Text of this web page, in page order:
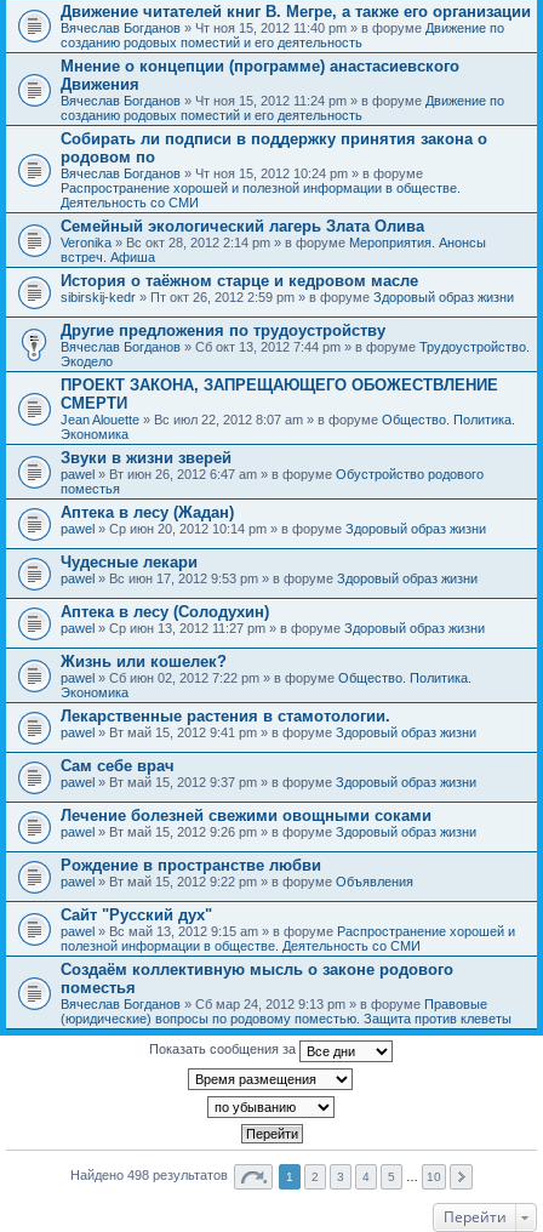
Движение читателей книг В. Мегре, а также его организации
Вячеслав Богданов » Чт ноя 15, 2012 11:40 pm » в форуме Движение по
созданию родовых поместий и его деятельность
Мнение о концепции (программе) анастасиевского
Движения
Вячеслав Богданов » Чт ноя 15, 2012 11:24 pm » в форуме Движение по
созданию родовых поместий и его деятельность
Собирать ли подписи в поддержку принятия закона о
родовом по
Вячеслав Богданов » Чт ноя 15, 2012 10:24 pm » в форуме
Распространение хорошей и полезной информации в обществе.
Деятельность со СМИ
Семейный экологический лагерь Злата Олива
Veronika » Вс окт 28, 2012 2:14 pm » в форуме Мероприятия. Анонсы
встреч. Афиша
История о таёжном старце и кедровом масле
sibirskij-kedr » Пт окт 26, 2012 2:59 pm » в форуме Здоровый образ жизни
Другие предложения по трудоустройству
Вячеслав Богданов » Сб окт 13, 2012 7:44 pm » в форуме Трудоустройство.
Экодело
ПРОЕКТ ЗАКОНА, ЗАПРЕЩАЮЩЕГО ОБОЖЕСТВЛЕНИЕ
СМЕРТИ
Jean Alouette » Вс июл 22, 2012 8:07 am » в форуме Общество. Политика.
Экономика
Звуки в жизни зверей
pawel » Вт июн 26, 2012 6:47 am » в форуме Обустройство родового
поместья
Аптека в лесу (Жадан)
pawel » Ср июн 20, 2012 10:14 pm » в форуме Здоровый образ жизни
Чудесные лекари
pawel » Вс июн 17, 2012 9:53 pm » в форуме Здоровый образ жизни
Аптека в лесу (Солодухин)
pawel » Ср июн 13, 2012 11:27 pm » в форуме Здоровый образ жизни
Жизнь или кошелек?
pawel » Сб июн 02, 2012 7:22 pm » в форуме Общество. Политика.
Экономика
Лекарственные растения в стамотологии.
pawel » Вт май 15, 2012 9:41 pm » в форуме Здоровый образ жизни
Сам себе врач
pawel » Вт май 15, 2012 9:37 pm » в форуме Здоровый образ жизни
Лечение болезней свежими овощными соками
pawel » Вт май 15, 2012 9:26 pm » в форуме Здоровый образ жизни
Рождение в пространстве любви
pawel » Вт май 15, 2012 9:22 pm » в форуме Объявления
Сайт "Русский дух"
pawel » Вс май 13, 2012 9:15 am » в форуме Распространение хорошей и
полезной информации в обществе. Деятельность со СМИ
Создаём коллективную мысль о законе родового
поместья
Вячеслав Богданов » Сб мар 24, 2012 9:13 pm » в форуме Правовые
(юридические) вопросы по родовому поместью. Защита против клеветы
Показать сообщения за
Найдено 498 результатов 1 2 3 4 5 10
Перейти